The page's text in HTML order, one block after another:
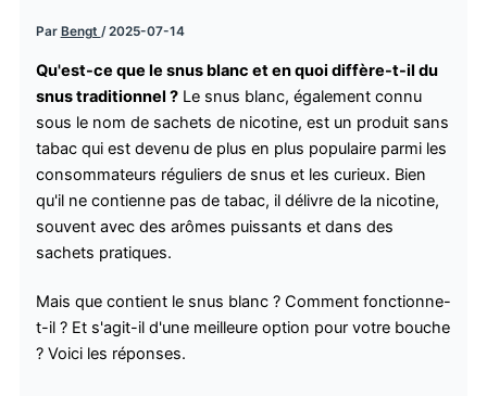
Par Bengt /2025-07-14
Qu'est-ce que le snus blanc et en quoi diffère-t-il du
snus traditionnel ?Le snus blanc, également connu
sous le nom de sachets de nicotine, est un produit sans
tabac qui est devenu de plus en plus populaire parmi les
consommateurs réguliers de snus et les curieux. Bien
qu'il ne contienne pas de tabac, il délivre de la nicotine,
souvent avec des arômes puissants et dans des
sachets pratiques.
Mais que contient le snus blanc ? Comment fonctionne-
t-il ? Et s'agit-il d'une meilleure option pour votre bouche
? Voici les réponses.